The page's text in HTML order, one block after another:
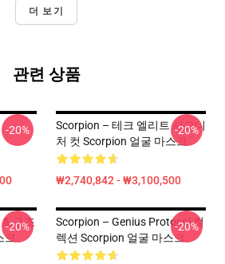
더 보기
관련 상품
-20%
Scorpion – 테크 엘리트 시그니
처 컷 Scorpion 얼굴 마스크
₩2,740,842 - ₩3,100,500
-20%
구조
-20%
Scorpion – Genius Protocol 컬
렉션 Scorpion 얼굴 마스크
-20%